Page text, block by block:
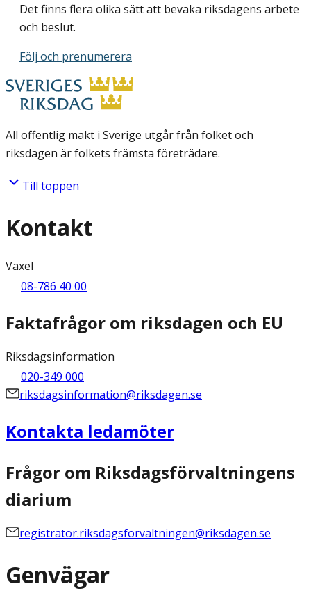
Det finns flera olika sätt att bevaka riksdagens arbete
och beslut.
Följ och prenumerera
All offentlig makt i Sverige utgår från folket och
riksdagen är folkets främsta företrädare.
Till toppen
Kontakt
Växel
08-786 40 00
Faktafrågor om riksdagen och EU
Riksdagsinformation
020-349 000
riksdagsinformation@riksdagen.se
Kontakta ledamöter
Frågor om Riksdagsförvaltningens
diarium
registrator.riksdagsforvaltningen@riksdagen.se
Genvägar